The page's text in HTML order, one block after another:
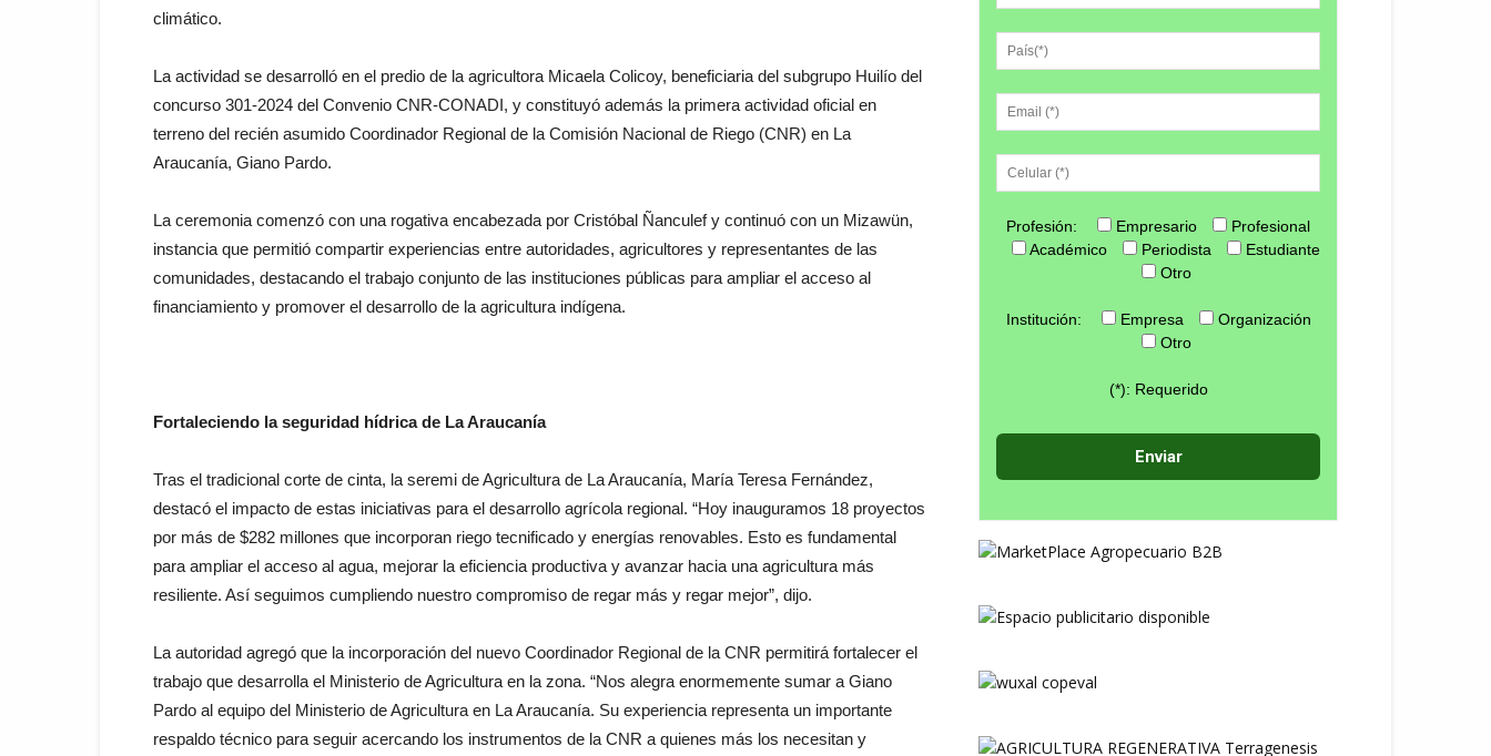
climático.
La actividad se desarrolló en el predio de la agricultora Micaela Colicoy, beneficiaria del subgrupo Huilío del
concurso 301-2024 del Convenio CNR-CONADI, y constituyó además la primera actividad oficial en
terreno del recién asumido Coordinador Regional de la Comisión Nacional de Riego (CNR) en La
Araucanía, Giano Pardo.
La ceremonia comenzó con una rogativa encabezada por Cristóbal Ñanculef y continuó con un Mizawün,
instancia que permitió compartir experiencias entre autoridades, agricultores y representantes de las
comunidades, destacando el trabajo conjunto de las instituciones públicas para ampliar el acceso al
financiamiento y promover el desarrollo de la agricultura indígena.
Fortaleciendo la seguridad hídrica de La Araucanía
Tras el tradicional corte de cinta, la seremi de Agricultura de La Araucanía, María Teresa Fernández,
destacó el impacto de estas iniciativas para el desarrollo agrícola regional. “Hoy inauguramos 18 proyectos
por más de $282 millones que incorporan riego tecnificado y energías renovables. Esto es fundamental
para ampliar el acceso al agua, mejorar la eficiencia productiva y avanzar hacia una agricultura más
resiliente. Así seguimos cumpliendo nuestro compromiso de regar más y regar mejor”, dijo.
La autoridad agregó que la incorporación del nuevo Coordinador Regional de la CNR permitirá fortalecer el
trabajo que desarrolla el Ministerio de Agricultura en la zona. “Nos alegra enormemente sumar a Giano
Pardo al equipo del Ministerio de Agricultura en La Araucanía. Su experiencia representa un importante
respaldo técnico para seguir acercando los instrumentos de la CNR a quienes más los necesitan y
Profesión: Empresario
Profesional
Académico
Periodista
Estudiante
Otro
Institución: Empresa
Organización
Otro
(*): Requerido